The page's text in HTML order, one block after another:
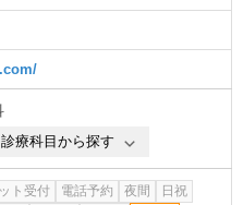
療科目から探す
ト受付 電話予約 夜間
日祝